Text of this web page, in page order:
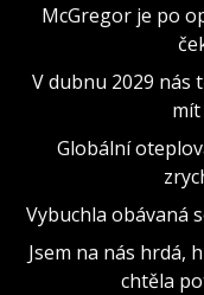
McGregor je po
V dubnu 2029 nás
mít
Globální
Vybuchla obávaná
Jsem na nás hrdá,
chtěla